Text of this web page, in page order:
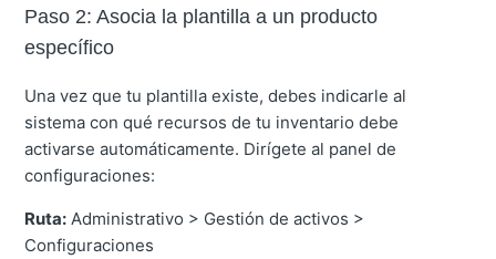
Paso 2: Asocia la plantilla a un producto
específico
Una vez que tu plantilla existe, debes indicarle al
sistema con qué recursos de tu inventario debe
activarse automáticamente. Dirígete al panel de
configuraciones:
Ruta: Administrativo > Gestión de activos >
Configuraciones